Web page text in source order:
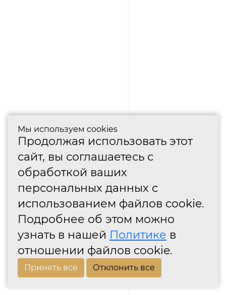
Мы используем cookies
Продолжая использовать этот
сайт, вы соглашаетесь с
обработкой ваших
персональных данных с
использованием файлов cookie.
Подробнее об этом можно
узнать в нашей Политике в
отношении файлов cookie.
Принять все Отклонить все